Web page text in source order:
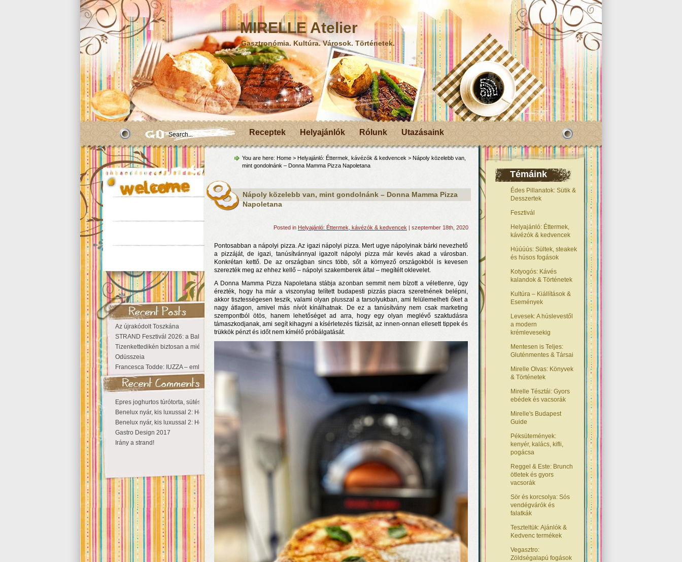
MIRELLE Atelier
Gasztronómia. Kultúra. Városok. Történetek.
Receptek Helyajánlók Rólunk Utazásaink
Az újrakódolt Toszkána
STRAND Fesztivál 2026: a Balaton partján a nyár még tart!
Tizenkettedikén biztosan a miénk a Sziget!
Odüsszeia
Francesca Todde: IUZZA – emlékezet, táj és irodalom találkozása a Mai Manó Házban
Epres joghurtos túrótorta, sütés nélkül
Benelux nyár, kis luxussal 2: Hollandia
Benelux nyár, kis luxussal 2: Hollandia
Gastro Design 2017
Irány a strand!
Témáink
Édes Pillanatok: Sütik &
Desszertek
Fesztivál
Helyajánló: Éttermek,
kávézók & kedvencek
Húúúús: Sültek, steakek
és húsos fogások
Kotyogós: Kávés
kalandok & Történetek
Kultúra – Kiállítások &
Események
Levesek: A húslevestől
a modern
krémlevesekig
Mentesen is Teljes:
Gluténmentes & Társai
Mirelle Olvas: Könyvek
& Történetek
Mirelle Tésztái: Gyors
ebédek és vacsorák
Mirelle's Budapest
Guide
Péksütemények:
kenyér, kalács, kifli,
pogácsa
Reggel & Este: Brunch
ötletek és gyors
vacsorák
Sör és korcsolya: Sós
vendégvárók és
falatkák
Teszteltük: Ajánlók &
Kedvenc termékek
Vegasztro:
Zöldségalapú fogások
You are here: Home > Helyajánló: Éttermek, kávézók & kedvencek > Nápoly közelebb van,
mint gondolnánk – Donna Mamma Pizza Napoletana
Nápoly közelebb van, mint gondolnánk – Donna Mamma Pizza
Napoletana
Posted in Helyajánló: Éttermek, kávézók & kedvencek | szeptember 18th, 2020
Pontosabban a nápolyi pizza. Az igazi nápolyi pizza. Mert ugye nápolyinak bárki nevezhető
a pizzáját, de igazi, tanúsítvánnyal igazolt nápolyi pizza már kevés akad a városban.
Konkrétan kettő. De az országban sincs több, sőt a környező országokból is kevesen
szerezték meg az ehhez kellő – nápolyi szakemberek által – megítélt oklevelet.
A Donna Mamma Pizza Napoletana stábja azonban semmit nem bízott a véletlenre, úgy
érezték, hogy ha már a viszonylag telített budapesti pizzás piacra szeretnének belépni,
akkor tisztességesen teszik, valami olyan plusszal a tarsolyukban, ami felülemelheti őket a
nagy átlagon, amivel más nívót kínálhatnak. De ez a tanúsítvány nem csak marketing
szempontból ötös, hanem lehetőséget ad arra, hogy egy olyan meglévő szaktudásra
támaszkodjanak, ami segít kihagyni a kísérletezés fázisát, az innen-onnan ellesett tippek és
trükkök pénzt és időt nem kímélő próbálgatását.